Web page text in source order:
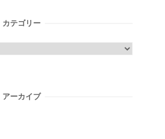
カテゴリー
アーカイブ